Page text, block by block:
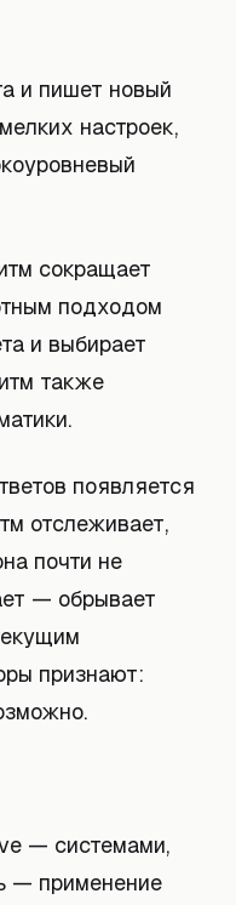
и пишет новый
настроек,
сокращает
подходом
и выбирает
также
появляется
отслеживает,
почти не
— обрывает
признают:
— системами,
— применение